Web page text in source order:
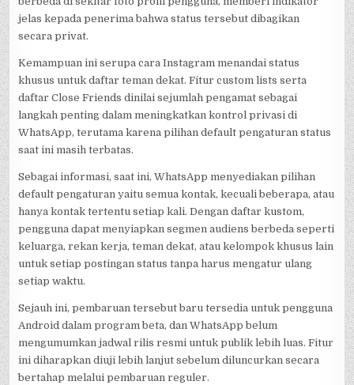
jelas kepada penerima bahwa status tersebut dibagikan
secara privat.
Kemampuan ini serupa cara Instagram menandai status
khusus untuk daftar teman dekat. Fitur custom lists serta
daftar Close Friends dinilai sejumlah pengamat sebagai
langkah penting dalam meningkatkan kontrol privasi di
WhatsApp, terutama karena pilihan default pengaturan status
saat ini masih terbatas.
Sebagai informasi, saat ini, WhatsApp menyediakan pilihan
default pengaturan yaitu semua kontak, kecuali beberapa, atau
hanya kontak tertentu setiap kali. Dengan daftar kustom,
pengguna dapat menyiapkan segmen audiens berbeda seperti
keluarga, rekan kerja, teman dekat, atau kelompok khusus lain
untuk setiap postingan status tanpa harus mengatur ulang
setiap waktu.
Sejauh ini, pembaruan tersebut baru tersedia untuk pengguna
Android dalam program beta, dan WhatsApp belum
mengumumkan jadwal rilis resmi untuk publik lebih luas. Fitur
ini diharapkan diuji lebih lanjut sebelum diluncurkan secara
bertahap melalui pembaruan reguler.